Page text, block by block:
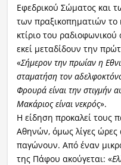
Εφεδρικού Σώματος και
των πραξικοπηματιών το
κτίριο του
εκεί μεταδίδουν την
«Σήμερον την πρωίαν η
σταματήση τον
Φρουρά είναι την στιγμήν
Μακάριος είναι νεκρός».
Η είδηση προκαλεί τους
Αθηνών, όμως λίγες ώρες
παγώνουν. Από έναν
της Πάφου ακούγεται: «